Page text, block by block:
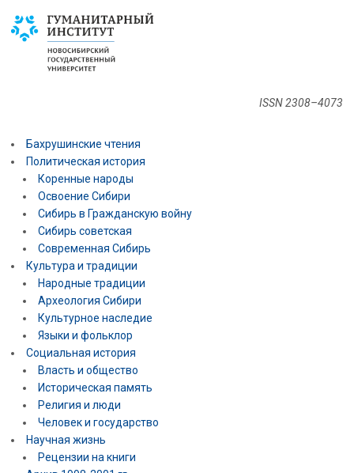
ISSN 2308–4073
Бахрушинские чтения
Политическая история
Коренные народы
Освоение Сибири
Сибирь в Гражданскую войну
Сибирь советская
Современная Сибирь
Культура и традиции
Народные традиции
Археология Сибири
Культурное наследие
Языки и фольклор
Социальная история
Власть и общество
Историческая память
Религия и люди
Человек и государство
Научная жизнь
Рецензии на книги